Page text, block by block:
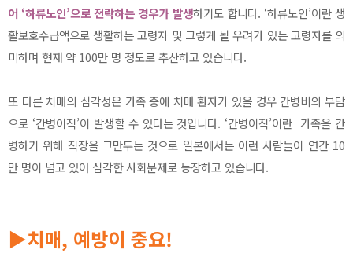
어 ‘하류노인’으로 전락하는 경우가 발생하기도 합니다. ‘하류노인’이란 생
활보호수급액으로 생활하는 고령자 및 그렇게 될 우려가 있는 고령자를 의
미하며 현재 약 100만 명 정도로 추산하고 있습니다.
또 다른 치매의 심각성은 가족 중에 치매 환자가 있을 경우 간병비의 부담
으로 ‘간병이직’이 발생할 수 있다는 것입니다. ‘간병이직’이란 가족을 간
병하기 위해 직장을 그만두는 것으로 일본에서는 이런 사람들이 연간 10
만 명이 넘고 있어 심각한 사회문제로 등장하고 있습니다.
▶치매, 예방이 중요!